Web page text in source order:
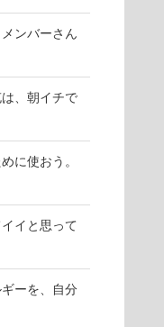
ンバーさん
、朝イチで
に使おう。
イと思って
ーを、自分